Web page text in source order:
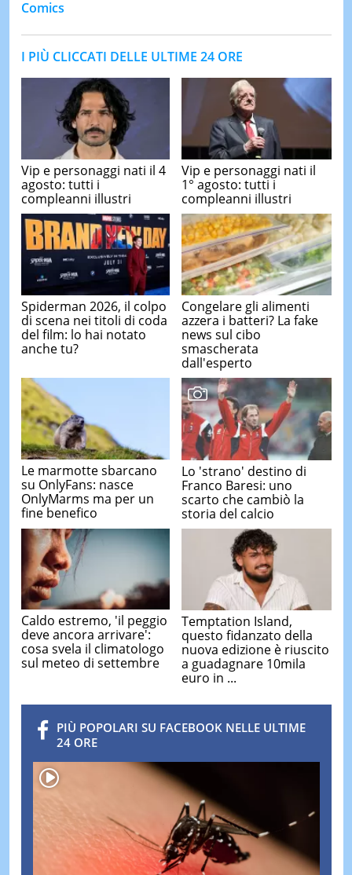
Comics
I PIÙ CLICCATI DELLE ULTIME 24 ORE
Vip e personaggi nati il 4
agosto: tutti i
compleanni illustri
Vip e personaggi nati il
1° agosto: tutti i
compleanni illustri
Spiderman 2026, il colpo
di scena nei titoli di coda
del film: lo hai notato
anche tu?
Congelare gli alimenti
azzera i batteri? La fake
news sul cibo
smascherata
dall'esperto
Le marmotte sbarcano
su OnlyFans: nasce
OnlyMarms ma per un
fine benefico
Lo 'strano' destino di
Franco Baresi: uno
scarto che cambiò la
storia del calcio
Caldo estremo, 'il peggio
deve ancora arrivare':
cosa svela il climatologo
sul meteo di settembre
Temptation Island,
questo fidanzato della
nuova edizione è riuscito
a guadagnare 10mila
euro in ...
PIÙ POPOLARI SU FACEBOOK NELLE ULTIME
24 ORE